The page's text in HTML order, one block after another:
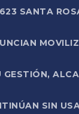
SANTA
SIN